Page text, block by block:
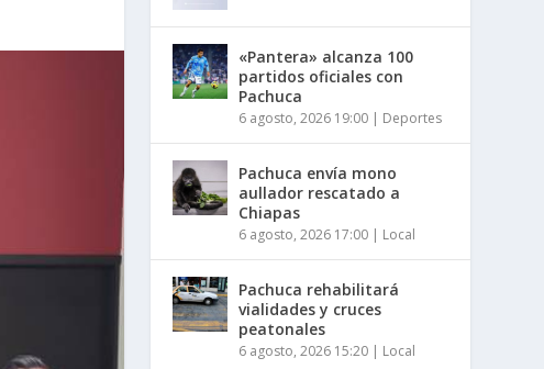
«Pantera» alcanza 100
partidos oficiales con
Pachuca
6 agosto, 2026 19:00 | Deportes
Pachuca envía mono
aullador rescatado a
Chiapas
6 agosto, 2026 17:00 | Local
Pachuca rehabilitará
vialidades y cruces
peatonales
6 agosto, 2026 15:20 | Local